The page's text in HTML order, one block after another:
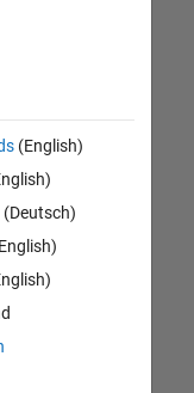
(English)
(Deutsch)